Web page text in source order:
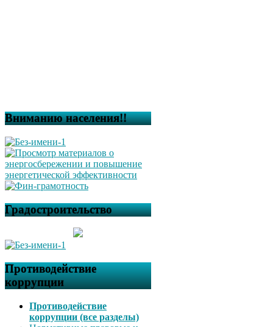
Вниманию населения!!
Градостроительство
Противодействие
коррупции
Противодействие
коррупции (все разделы)